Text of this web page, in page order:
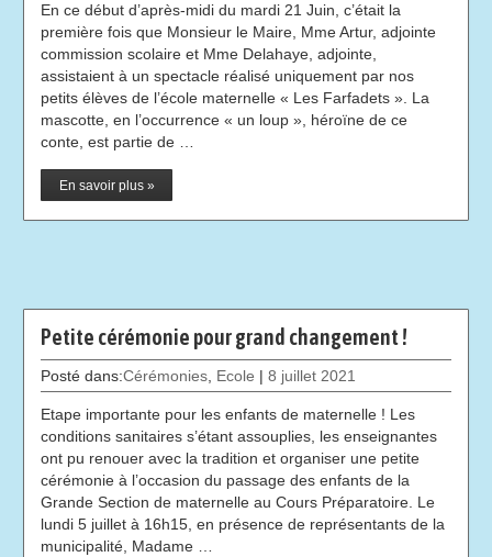
En ce début d’après-midi du mardi 21 Juin, c’était la
première fois que Monsieur le Maire, Mme Artur, adjointe
commission scolaire et Mme Delahaye, adjointe,
assistaient à un spectacle réalisé uniquement par nos
petits élèves de l’école maternelle « Les Farfadets ». La
mascotte, en l’occurrence « un loup », héroïne de ce
conte, est partie de …
En savoir plus »
Petite cérémonie pour grand changement !
Posté dans:Cérémonies Ecole | 8 juillet 2021
Etape importante pour les enfants de maternelle ! Les
conditions sanitaires s’étant assouplies, les enseignantes
ont pu renouer avec la tradition et organiser une petite
cérémonie à l’occasion du passage des enfants de la
Grande Section de maternelle au Cours Préparatoire. Le
lundi 5 juillet à 16h15, en présence de représentants de la
municipalité, Madame …